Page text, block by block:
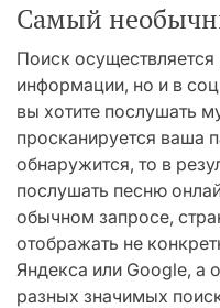
Самый
Поиск осуществляется
информации, но и в
вы хотите послушать
просканируется ваша
обнаружится, то в
послушать песню
обычном запросе,
отображать не
Яндекса или Google, а
разных значимых